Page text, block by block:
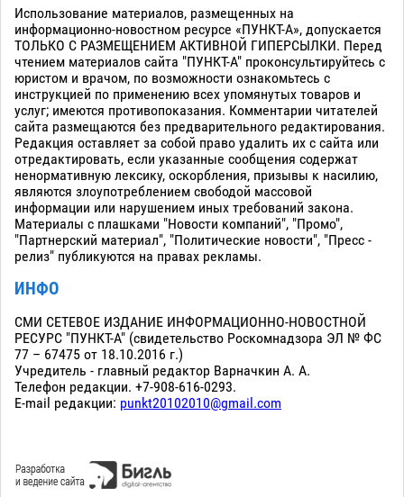
Использование материалов, размещенных на
информационно-новостном ресурсе «ПУНКТ-А», допускается
ТОЛЬКО С РАЗМЕЩЕНИЕМ АКТИВНОЙ ГИПЕРСЫЛКИ. Перед
чтением материалов сайта "ПУНКТ-А" проконсультируйтесь с
юристом и врачом, по возможности ознакомьтесь с
инструкцией по применению всех упомянутых товаров и
услуг; имеются противопоказания. Комментарии читателей
сайта размещаются без предварительного редактирования.
Редакция оставляет за собой право удалить их с сайта или
отредактировать, если указанные сообщения содержат
ненормативную лексику, оскорбления, призывы к насилию,
являются злоупотреблением свободой массовой
информации или нарушением иных требований закона.
Материалы с плашками "Новости компаний", "Промо",
"Партнерский материал", "Политические новости", "Пресс -
релиз" публикуются на правах рекламы.
ИНФО
СМИ СЕТЕВОЕ ИЗДАНИЕ ИНФОРМАЦИОННО-НОВОСТНОЙ
РЕСУРС "ПУНКТ-А" (свидетельство Роскомнадзора ЭЛ № ФС
77 – 67475 от 18.10.2016 г.)
Учредитель - главный редактор Варначкин А. А.
Телефон редакции. +7-908-616-0293.
E-mail редакции: punkt20102010@gmail.com